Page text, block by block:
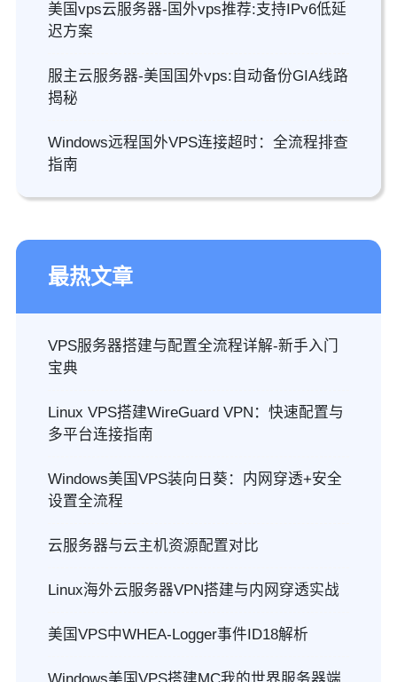
美国vps云服务器-国外vps推荐:支持IPv6低延
迟方案
服主云服务器-美国国外vps:自动备份GIA线路
揭秘
Windows远程国外VPS连接超时：全流程排查
指南
最热文章
VPS服务器搭建与配置全流程详解-新手入门
宝典
Linux VPS搭建WireGuard VPN：快速配置与
多平台连接指南
Windows美国VPS装向日葵：内网穿透+安全
设置全流程
云服务器与云主机资源配置对比
Linux海外云服务器VPN搭建与内网穿透实战
美国VPS中WHEA-Logger事件ID18解析